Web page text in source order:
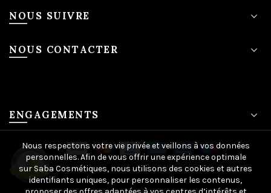
NOUS SUIVRE
NOUS CONTACTER
ENGAGEMENTS
Nous respectons votre vie privée et veillons à vos données
personnelles. Afin de vous offrir une expérience optimale
sur Saba Cosmétiques, nous utilisons des cookies et autres
identifiants uniques, pour personnaliser les contenus,